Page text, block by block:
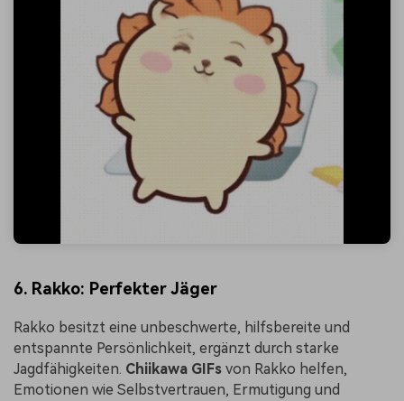
6. Rakko: Perfekter Jäger
Rakko besitzt eine unbeschwerte, hilfsbereite und
entspannte Persönlichkeit, ergänzt durch starke
Jagdfähigkeiten. Chiikawa GIFs von Rakko helfen,
Emotionen wie Selbstvertrauen, Ermutigung und